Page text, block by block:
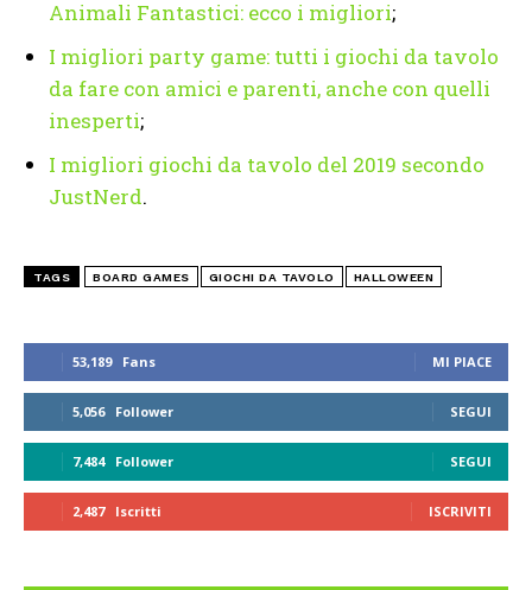
53,189 Fans MI PIACE
5,056 Follower SEGUI
7,484 Follower SEGUI
2,487 Iscritti ISCRIVITI
Animali Fantastici: ecco i migliori;
I migliori party game: tutti i giochi da tavolo
da fare con amici e parenti, anche con quelli
inesperti;
I migliori giochi da tavolo del 2019 secondo
JustNerd.
TAGS BOARD GAMES GIOCHI DA TAVOLO HALLOWEEN